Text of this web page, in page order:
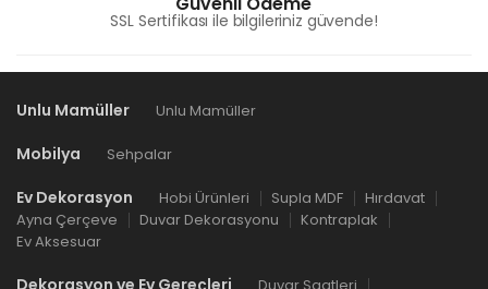
SSL Sertifikası ile bilgileriniz güvende!
Unlu Mamüller Unlu Mamüller
Mobilya Sehpalar
Ev Dekorasyon Hobi Ürünleri Supla MDF
Hırdavat
Ayna Çerçeve
Duvar Dekorasyonu
Kontraplak
Ev Aksesuar